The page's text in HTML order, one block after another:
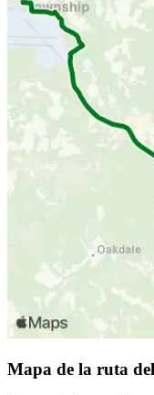
Mapa de la ruta